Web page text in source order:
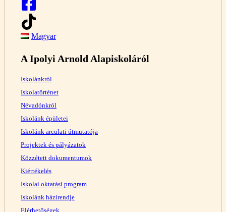
Magyar
A Ipolyi Arnold Alapiskoláról
Iskolánkról
Iskolatörténet
Névadónkról
Iskolánk épületei
Iskolánk arculati útmutatója
Projektek és pályázatok
Közzétett dokumentumok
Kiértékelés
Iskolai oktatási program
Iskolánk házirendje
Elérhetőségek